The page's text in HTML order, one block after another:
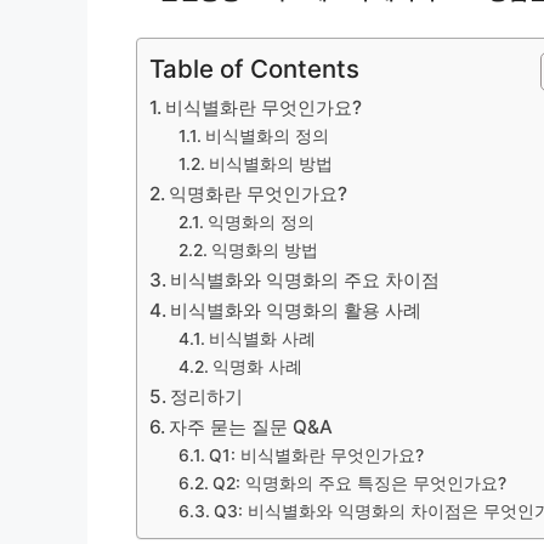
Table of Contents
비식별화란 무엇인가요?
비식별화의 정의
비식별화의 방법
익명화란 무엇인가요?
익명화의 정의
익명화의 방법
비식별화와 익명화의 주요 차이점
비식별화와 익명화의 활용 사례
비식별화 사례
익명화 사례
정리하기
자주 묻는 질문 Q&A
Q1: 비식별화란 무엇인가요?
Q2: 익명화의 주요 특징은 무엇인가요?
Q3: 비식별화와 익명화의 차이점은 무엇인